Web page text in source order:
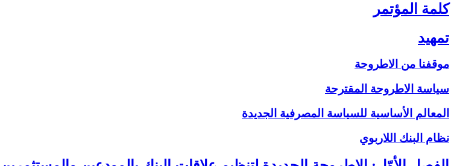
كلمة المؤتمر
تمهيد
موقفنا من الاطروحة
سياسة الاطروحة المقترحة
المعالم الأساسية للسياسة المصرفية الجديدة
نظام البنك اللاربوي‏